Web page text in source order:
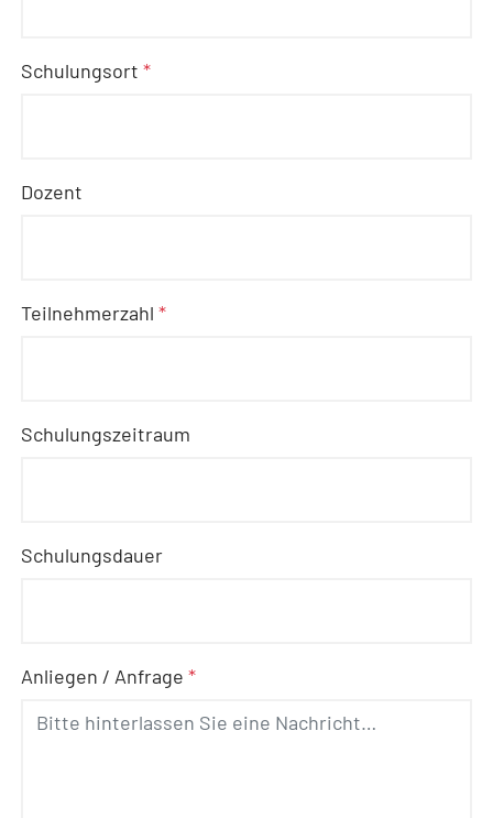
Schulungsort*
Dozent
Teilnehmerzahl*
Schulungszeitraum
Schulungsdauer
Anliegen / Anfrage*